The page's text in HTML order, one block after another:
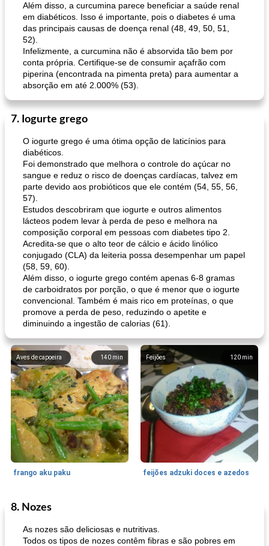
Além disso, a curcumina parece beneficiar a saúde renal
em diabéticos. Isso é importante, pois o diabetes é uma
das principais causas de doença renal (48, 49, 50, 51,
52).
Infelizmente, a curcumina não é absorvida tão bem por
conta própria. Certifique-se de consumir açafrão com
piperina (encontrada na pimenta preta) para aumentar a
absorção em até 2.000% (53).
7. Iogurte grego
O iogurte grego é uma ótima opção de laticínios para
diabéticos.
Foi demonstrado que melhora o controle do açúcar no
sangue e reduz o risco de doenças cardíacas, talvez em
parte devido aos probióticos que ele contém (54, 55, 56,
57).
Estudos descobriram que iogurte e outros alimentos
lácteos podem levar à perda de peso e melhora na
composição corporal em pessoas com diabetes tipo 2.
Acredita-se que o alto teor de cálcio e ácido linólico
conjugado (CLA) da leiteria possa desempenhar um papel
(58, 59, 60).
Além disso, o iogurte grego contém apenas 6-8 gramas
de carboidratos por porção, o que é menor que o iogurte
convencional. Também é mais rico em proteínas, o que
promove a perda de peso, reduzindo o apetite e
diminuindo a ingestão de calorias (61).
140 min
Aves de capoeira
frango aku paku
120 min
Feijões
feijões adzuki doces e azedos
Bolos
8. Nozes
As nozes são deliciosas e nutritivas.
Todos os tipos de nozes contêm fibras e são pobres em